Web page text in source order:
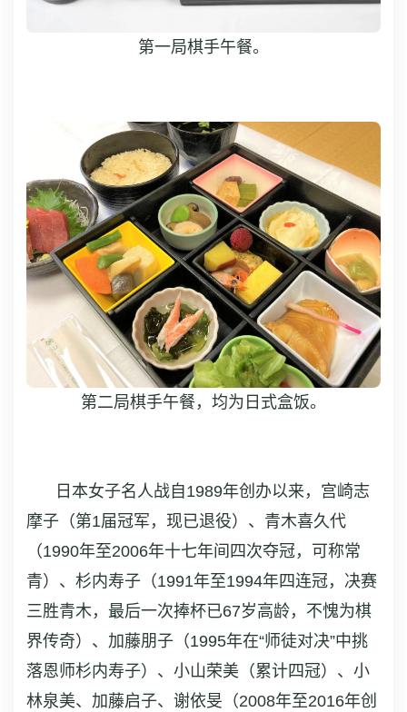
第一局棋手午餐。
第二局棋手午餐，均为日式盒饭。
日本女子名人战自1989年创办以来，宫崎志
摩子（第1届冠军，现已退役）、青木喜久代
（1990年至2006年十七年间四次夺冠，可称常
青）、杉内寿子（1991年至1994年四连冠，决赛
三胜青木，最后一次捧杯已67岁高龄，不愧为棋
界传奇）、加藤朋子（1995年在“师徒对决”中挑
落恩师杉内寿子）、小山荣美（累计四冠）、小
林泉美、加藤启子、谢依旻（2008年至2016年创